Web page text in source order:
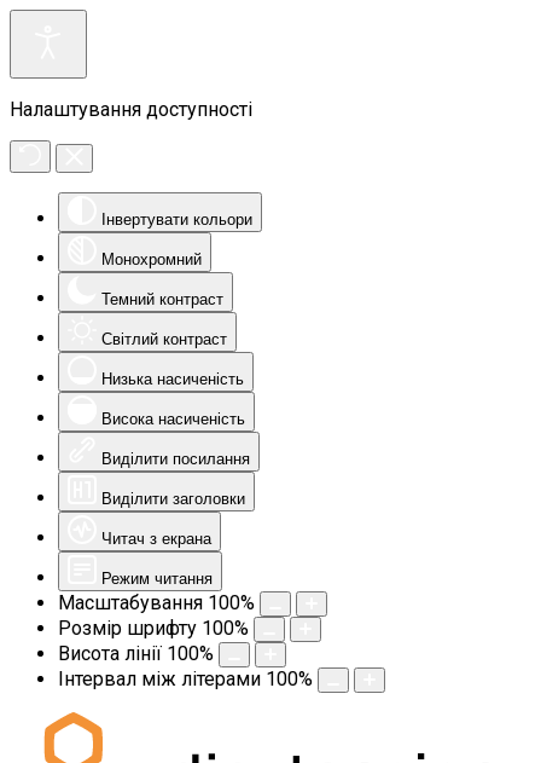
Налаштування доступності
Інвертувати кольори
Монохромний
Темний контраст
Світлий контраст
Низька насиченість
Висока насиченість
Виділити посилання
Виділити заголовки
Читач з екрана
Режим читання
Масштабування 100%
Розмір шрифту 100%
Висота лінії 100%
Інтервал між літерами 100%